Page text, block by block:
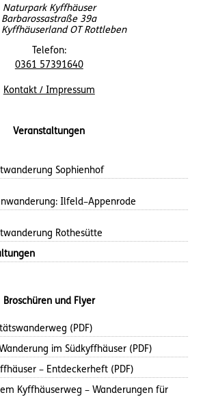
Naturpark Kyffhäuser
Barbarossastraße 39a
OT Rottleben
Telefon:
0361 57391640
Kontakt / Impressum
Veranstaltungen
Sophienhof
Ilfeld–Appenrode
Rothesütte
Broschüren und Flyer
(PDF)
im Südkyffhäuser (PDF)
– Entdeckerheft (PDF)
Kyffhäuserweg – Wanderungen für